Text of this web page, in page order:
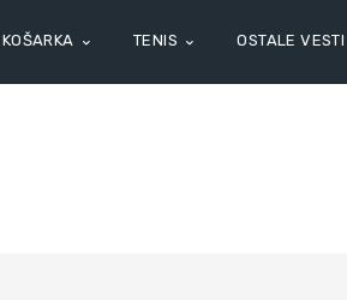
KOŠARKA TENIS OSTALE VESTI